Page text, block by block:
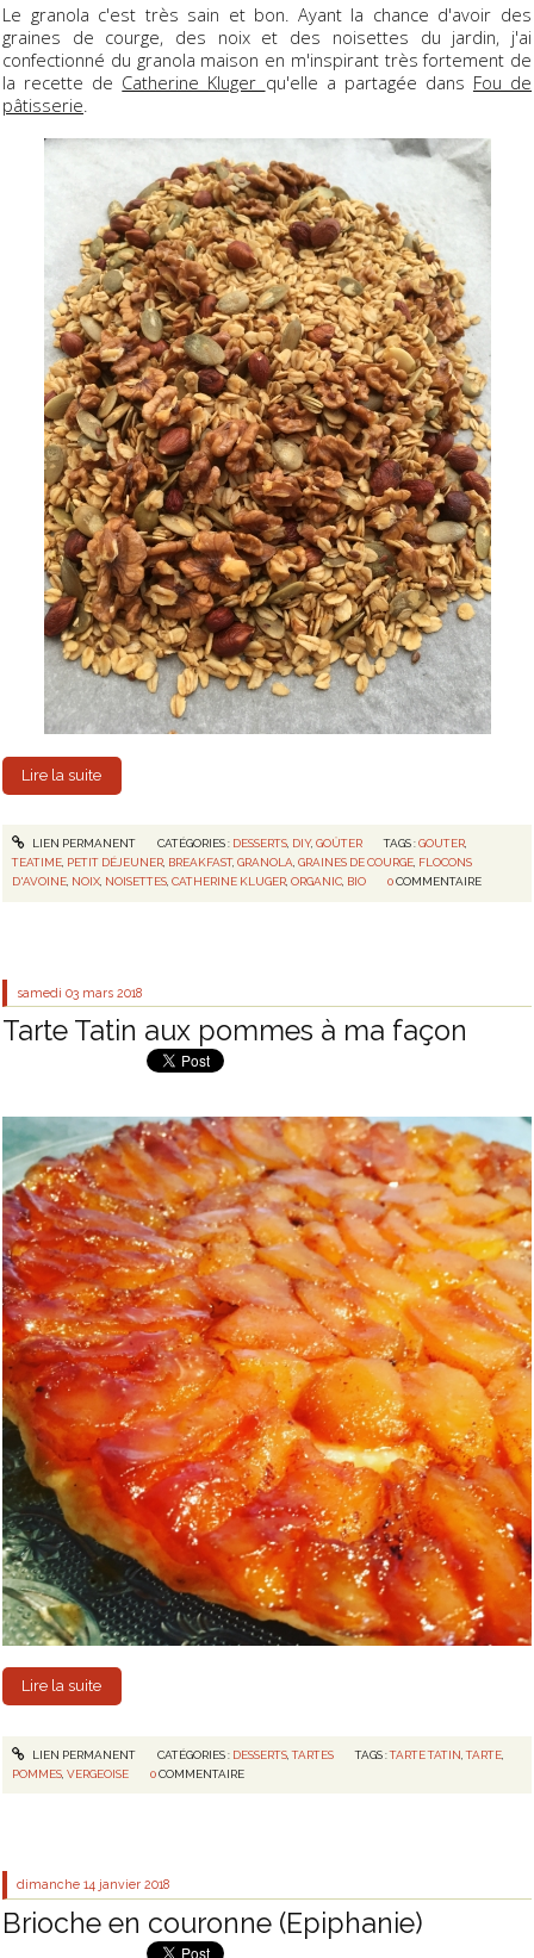
Le granola c'est très sain et bon. Ayant la chance d'avoir des
graines de courge, des noix et des noisettes du jardin, j'ai
confectionné du granola maison en m'inspirant très fortement de
la recette de Catherine Kluger qu'elle a partagée dans Fou de
pâtisserie
Lire la suite
LIEN PERMANENT CATÉGORIES : DESSERTS, DIY, GOÛTER TAGS :GOUTER,
TEATIME, PETIT DÉJEUNER, BREAKFAST,GRANOLA,GRAINES DE COURGE, FLOCONS
D'AVOINE, NOIX, NOISETTES,CATHERINE KLUGER,ORGANIC, BIO 0 COMMENTAIRE
samedi 03 mars 2018
Tarte Tatin aux pommes à ma façon
Lire la suite
LIEN PERMANENT CATÉGORIES : DESSERTS,TARTES TAGS :TARTE TATIN ,TARTE
POMMES ,VERGEOISE 0 COMMENTAIRE
dimanche 14 janvier 2018
Brioche en couronne (Epiphanie)